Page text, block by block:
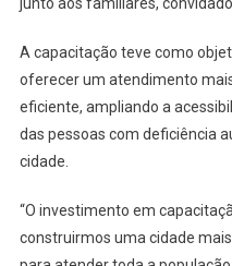
junto aos familiares,
A capacitação teve como
oferecer um atendimento
eficiente, ampliando a
das pessoas com deficiência
cidade.
“O investimento em
construirmos uma cidade